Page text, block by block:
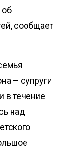
об
сообщает
– супруги
в течение
над